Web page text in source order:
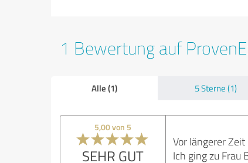
1 Bewertung auf
Alle (1) 5 Sterne (1)
5,00 von 5
SEHR GUT
Vor längerer
Ich ging zu Frau